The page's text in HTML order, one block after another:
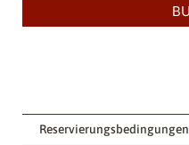
Reservierungsbedingungen